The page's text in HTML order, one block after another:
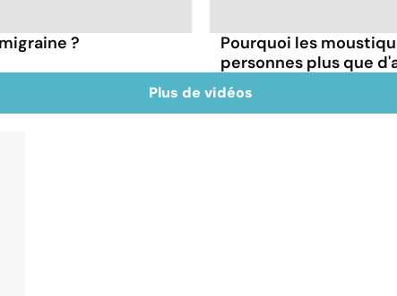
?
Pourquoi les
personnes plus que
Plus de vidéos